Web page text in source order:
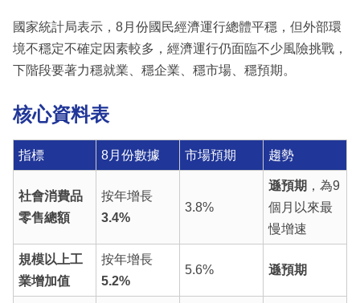
國家統計局表示，8月份國民經濟運行總體平穩，但外部環
境不穩定不確定因素較多，經濟運行仍面臨不少風險挑戰，
下階段要著力穩就業、穩企業、穩市場、穩預期。
核心資料表
指標 8月份數據 市場預期 趨勢
社會消費品
零售總額
按年增長
3.4%
3.8%
遜預期 ，為9
個月以來最
慢增速
規模以上工
業增加值
按年增長
5.2%
5.6% 遜預期